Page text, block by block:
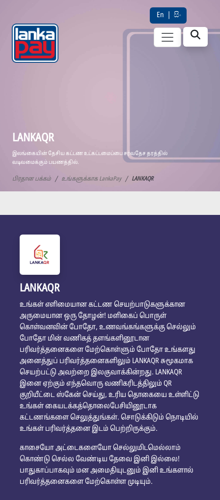
En සිං
LANKAQR
இலங்கையின் தேசிய கட்டண உட்கட்டமைப்பை சர்வதேச தரத்தில்
வடிவமைக்கும் பயணத்தில்.
பிரதான பக்கம் உங்களுக்காக LankaPay LANKAQR
LANKAQR
உங்கள் எளிமையான கட்டண செயற்பாடுகளுக்கான
அருமையான ஒரு தோழன்! மளிகைப் பொருள்
கொள்வனவின் போதோ, உணவங்கங்களுக்கு செல்லும்
போதோ மின் வணிகத் தளங்களினூடான
பரிவர்த்தனைகளை மேற்கொள்ளும் போதோ உங்களது
அனைத்துப் பரிவர்த்தனைகளிலும் LANKAQR சுமூகமாக
செயற்பட்டு அவற்றை இலகுவாக்கின்றது. LANKAQR
இனை ஏற்கும் எந்தவொரு வணிகரிடத்திலும் QR
குறியீட்டை ஸ்கேன் செய்து, உரிய தொகையை உள்ளிட்டு
உங்கள் கையடக்கத்தொலைபேசியினூடாக
கட்டணங்களை செலுத்துங்கள். சொடுக்கிடும் நொடியில்
உங்கள் பரிவர்த்தனை இடம் பெற்றிருக்கும்.
காசையோ அட்டைகளையோ செல்லுமிடமெல்லாம்
கொண்டு செல்ல வேண்டிய தேவை இனி இல்லை!
பாதுகாப்பாகவும் மன அமைதியுடனும் இனி உங்களால்
பரிவர்த்தனைகளை மேற்கொள்ள முடியும்.